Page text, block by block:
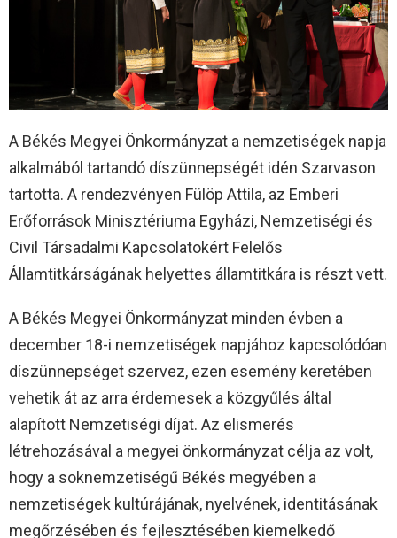
A Békés Megyei Önkormányzat a nemzetiségek napja
alkalmából tartandó díszünnepségét idén Szarvason
tartotta. A rendezvényen Fülöp Attila, az Emberi
Erőforrások Minisztériuma Egyházi, Nemzetiségi és
Civil Társadalmi Kapcsolatokért Felelős
Államtitkárságának helyettes államtitkára is részt vett.
A Békés Megyei Önkormányzat minden évben a
december 18-i nemzetiségek napjához kapcsolódóan
díszünnepséget szervez, ezen esemény keretében
vehetik át az arra érdemesek a közgyűlés által
alapított Nemzetiségi díjat. Az elismerés
létrehozásával a megyei önkormányzat célja az volt,
hogy a soknemzetiségű Békés megyében a
nemzetiségek kultúrájának, nyelvének, identitásának
megőrzésében és fejlesztésében kiemelkedő